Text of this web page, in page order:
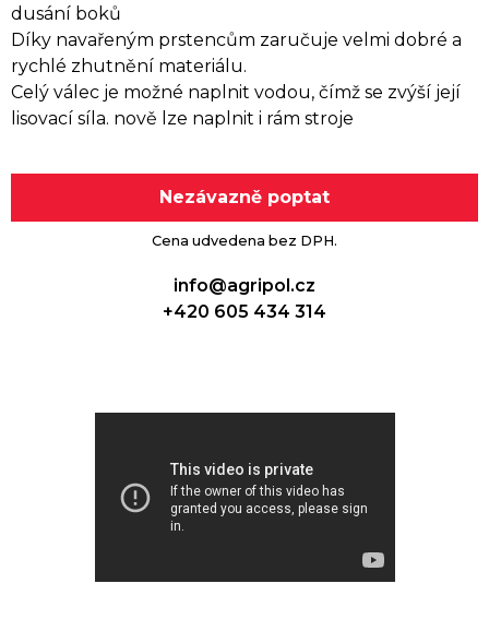
dusání boků
Díky navařeným prstencům zaručuje velmi dobré a
rychlé zhutnění materiálu.
Celý válec je možné naplnit vodou, čímž se zvýší její
lisovací síla. nově lze naplnit i rám stroje
Nezávazně poptat
Cena udvedena bez DPH.
info@agripol.cz
+420 605 434 314